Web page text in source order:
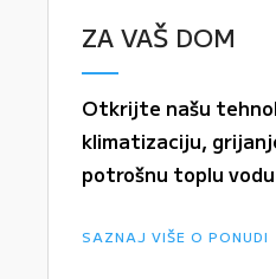
ZA VAŠ DOM
Otkrijte našu
klimatizaciju,
potrošnu toplu vodu
SAZNAJ VIŠE O PONUDI